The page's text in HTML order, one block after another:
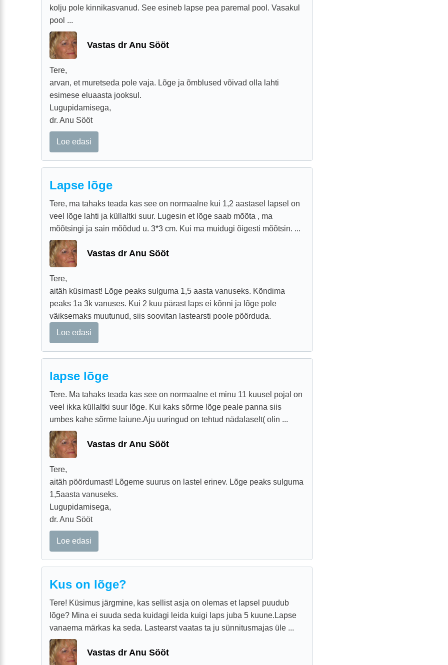
kolju pole kinnikasvanud. See esineb lapse pea paremal pool. Vasakul
pool ...
Vastas dr Anu Sööt
Tere,
arvan, et muretseda pole vaja. Lõge ja õmblused võivad olla lahti
esimese eluaasta jooksul.
Lugupidamisega,
dr. Anu Sööt
Loe edasi
Lapse lõge
Tere, ma tahaks teada kas see on normaalne kui 1,2 aastasel lapsel on
veel lõge lahti ja küllaltki suur. Lugesin et lõge saab mõõta , ma
mõõtsingi ja sain mõõdud u. 3*3 cm. Kui ma muidugi õigesti mõõtsin. ...
Vastas dr Anu Sööt
Tere,
aitäh küsimast! Lõge peaks sulguma 1,5 aasta vanuseks. Kõndima
peaks 1a 3k vanuses. Kui 2 kuu pärast laps ei kõnni ja lõge pole
väiksemaks muutunud, siis soovitan lastearsti poole pöörduda.
Loe edasi
lapse lõge
Tere. Ma tahaks teada kas see on normaalne et minu 11 kuusel pojal on
veel ikka küllaltki suur lõge. Kui kaks sõrme lõge peale panna siis
umbes kahe sõrme laiune.Aju uuringud on tehtud nädalaselt( olin ...
Vastas dr Anu Sööt
Tere,
aitäh pöördumast! Lõgeme suurus on lastel erinev. Lõge peaks sulguma
1,5aasta vanuseks.
Lugupidamisega,
dr. Anu Sööt
Loe edasi
Kus on lõge?
Tere! Küsimus järgmine, kas sellist asja on olemas et lapsel puudub
lõge? Mina ei suuda seda kuidagi leida kuigi laps juba 5 kuune.Lapse
vanaema märkas ka seda. Lastearst vaatas ta ju sünnitusmajas üle ...
Vastas dr Anu Sööt